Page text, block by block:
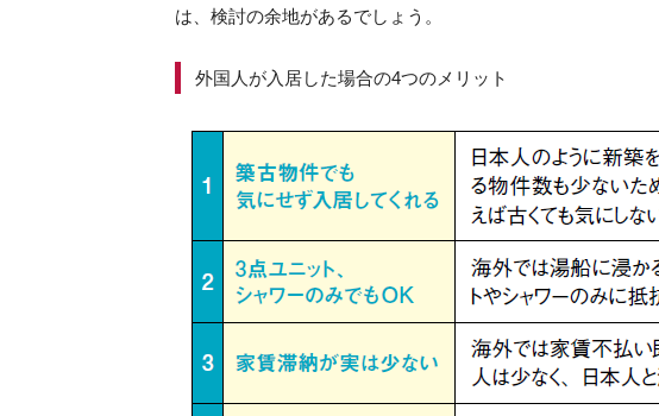
は、検討の余地があるでしょう。
外国人が入居した場合の4つのメリット